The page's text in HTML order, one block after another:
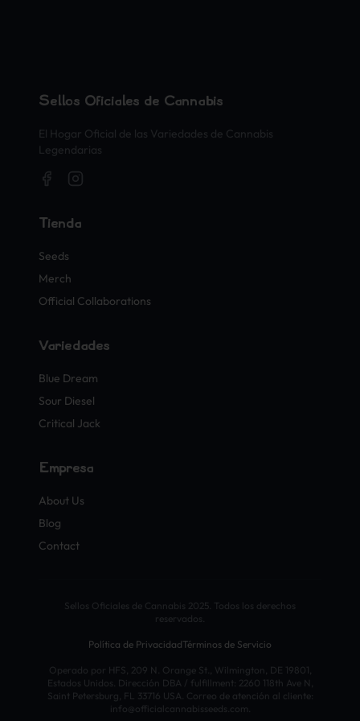
Sellos Oficiales de Cannabis
El Hogar Oficial de las Variedades de Cannabis
Legendarias
Tienda
Seeds
Merch
Official Collaborations
Variedades
Blue Dream
Sour Diesel
Critical Jack
Empresa
About Us
Blog
Contact
Sellos Oficiales de Cannabis 2025. Todos los derechos
reservados.
Política de PrivacidadTérminos de Servicio
Operado por HFS, 209 N. Orange St., Wilmington, DE 19801,
Estados Unidos. Dirección DBA / fulfillment: 2260 118th Ave N,
Saint Petersburg, FL 33716 USA. Correo de atención al cliente:
info@officialcannabisseeds.com.